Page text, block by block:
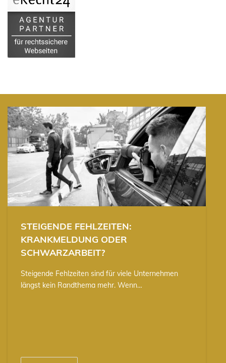
STEIGENDE FEHLZEITEN:
KRANKMELDUNG ODER
SCHWARZARBEIT?
Steigende Fehlzeiten sind für viele Unternehmen
längst kein Randthema mehr. Wenn…